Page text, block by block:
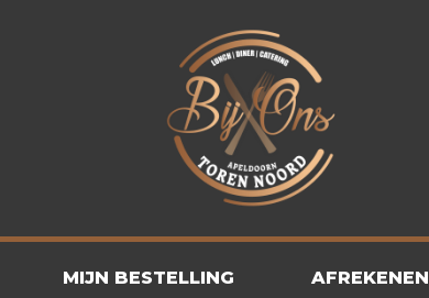
MIJN BESTELLING AFREKENEN